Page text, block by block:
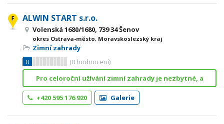
ALWIN START s.r.o.
Volenská 1680/1680, 739 34 Šenov
okres Ostrava-město, Moravskoslezský kraj
Zimní zahrady
0
(0 hodnocení)
Pro celoroční užívání zimní zahrady je nezbytné, a
+420 595 176 920 Galerie